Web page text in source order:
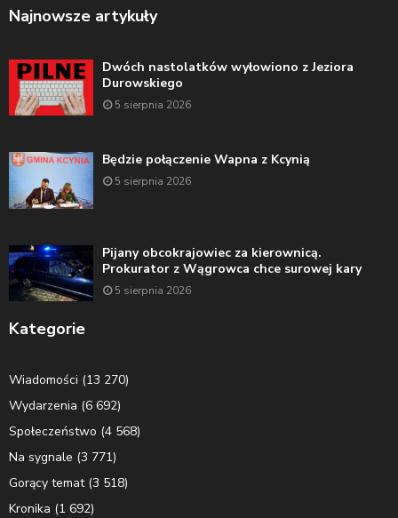
Najnowsze artykuły
Dwóch nastolatków wyłowiono z Jeziora
Durowskiego
5 sierpnia 2026
Będzie połączenie Wapna z Kcynią
5 sierpnia 2026
Pijany obcokrajowiec za kierownicą.
Prokurator z Wągrowca chce surowej kary
5 sierpnia 2026
Kategorie
Wiadomości (13 270)
Wydarzenia (6 692)
Społeczeństwo (4 568)
Na sygnale (3 771)
Gorący temat(3 518)
Kronika (1 692)